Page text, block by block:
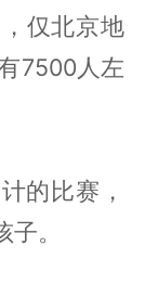
仅北京地
7500人左
的比赛，
。